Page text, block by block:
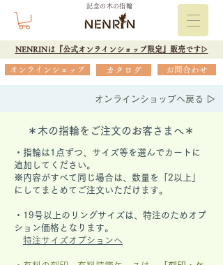
記念の木の指輪
NENRINは『公式オンラインショップ限定』販売です▷
オンラインショップ カタログ お問合わせ
オンラインショップへ戻る ▷
＊木の指輪をご注文のお客さまへ＊
・指輪は1点ずつ、サイズ等を選んでカートに
追加してください。
※内容がすべて同じ場合は、数量を「2以上」
にしてまとめてご注文いただけます。
​・19号以上のリングサイズは、特注のためオプ
ション価格となります。
特注サイズオプションへ